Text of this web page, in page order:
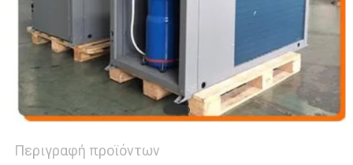
Περιγραφή προϊόντων